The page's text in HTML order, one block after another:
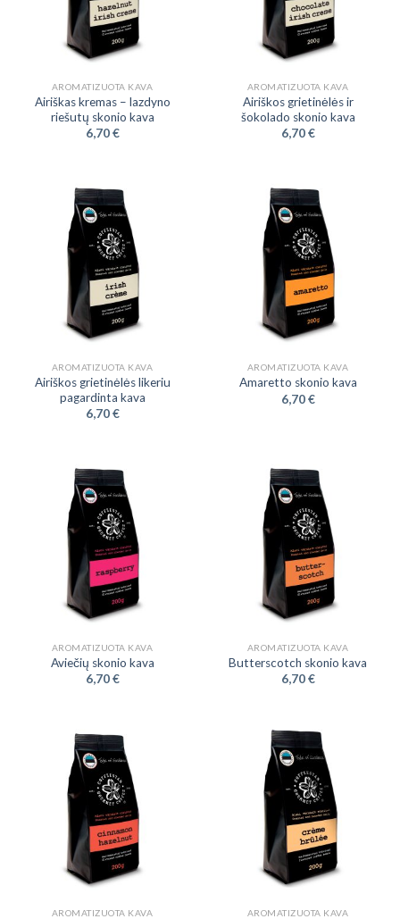
AROMATIZUOTA KAVA
Airiškas kremas – lazdyno
riešutų skonio kava
6,70€
AROMATIZUOTA KAVA
Airiškos grietinėlės ir
šokolado skonio kava
6,70€
AROMATIZUOTA KAVA
Airiškos grietinėlės likeriu
pagardinta kava
6,70€
AROMATIZUOTA KAVA
Amaretto skonio kava
6,70€
AROMATIZUOTA KAVA
Aviečių skonio kava
6,70€
AROMATIZUOTA KAVA
Butterscotch skonio kava
6,70€
AROMATIZUOTA KAVA AROMATIZUOTA KAVA